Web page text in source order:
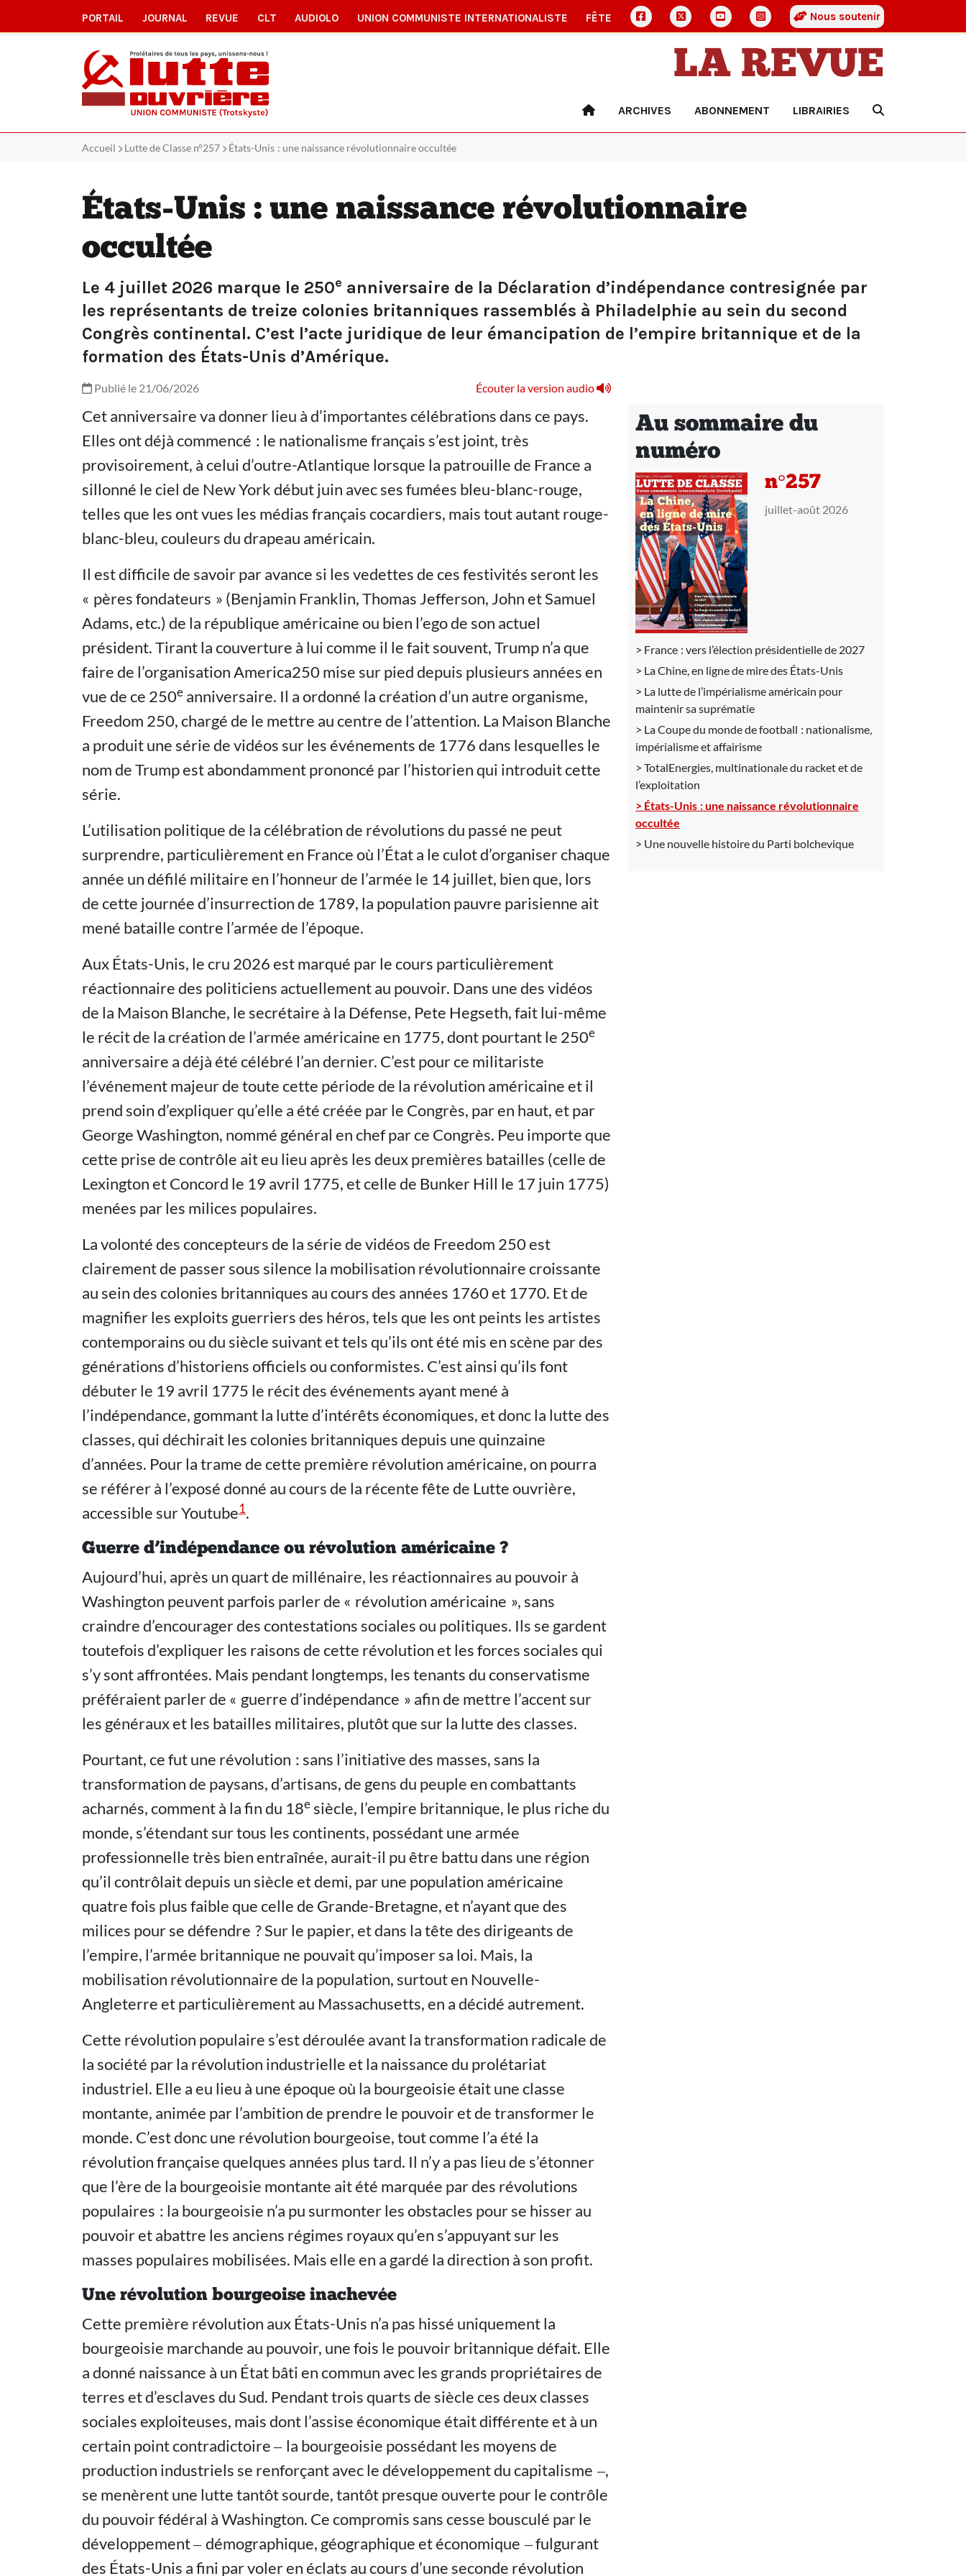
PORTAIL JOURNAL REVUE CLT AUDIOLO UNION COMMUNISTE INTERNATIONALISTE FÊTE Nous soutenir
LA REVUE
ARCHIVES ABONNEMENT LIBRAIRIES
Accueil Lutte de Classe n°257 États-Unis : une naissance révolutionnaire occultée
États-Unis : une naissance révolutionnaire
occultée
Le 4 juillet 2026 marque le 250e anniversaire de la Déclaration d’indépendance contresignée par
les représentants de treize colonies britanniques rassemblés à Philadelphie au sein du second
Congrès continental. C’est l’acte juridique de leur émancipation de l’empire britannique et de la
formation des États-Unis d’Amérique.
Publié le 21/06/2026 Écouter la version audio
Cet anniversaire va donner lieu à d’importantes célébrations dans ce pays.
Elles ont déjà commencé : le nationalisme français s’est joint, très
provisoirement, à celui d’outre-Atlantique lorsque la patrouille de France a
sillonné le ciel de New York début juin avec ses fumées bleu-blanc-rouge,
telles que les ont vues les médias français cocardiers, mais tout autant rouge-
blanc-bleu, couleurs du drapeau américain.
Il est difficile de savoir par avance si les vedettes de ces festivités seront les
« pères fondateurs » (Benjamin Franklin, Thomas Jefferson, John et Samuel
Adams, etc.) de la république américaine ou bien l’ego de son actuel
président. Tirant la couverture à lui comme il le fait souvent, Trump n’a que
faire de l’organisation America250 mise sur pied depuis plusieurs années en
vue de ce 250e anniversaire. Il a ordonné la création d’un autre organisme,
Freedom 250, chargé de le mettre au centre de l’attention. La Maison Blanche
a produit une série de vidéos sur les événements de 1776 dans lesquelles le
nom de Trump est abondamment prononcé par l’historien qui introduit cette
série.
L’utilisation politique de la célébration de révolutions du passé ne peut
surprendre, particulièrement en France où l’État a le culot d’organiser chaque
année un défilé militaire en l’honneur de l’armée le 14 juillet, bien que, lors
de cette journée d’insurrection de 1789, la population pauvre parisienne ait
mené bataille contre l’armée de l’époque.
Aux États-Unis, le cru 2026 est marqué par le cours particulièrement
réactionnaire des politiciens actuellement au pouvoir. Dans une des vidéos
de la Maison Blanche, le secrétaire à la Défense, Pete Hegseth, fait lui-même
le récit de la création de l’armée américaine en 1775, dont pourtant le 250e
anniversaire a déjà été célébré l’an dernier. C’est pour ce militariste
l’événement majeur de toute cette période de la révolution américaine et il
prend soin d’expliquer qu’elle a été créée par le Congrès, par en haut, et par
George Washington, nommé général en chef par ce Congrès. Peu importe que
cette prise de contrôle ait eu lieu après les deux premières batailles (celle de
Lexington et Concord le 19 avril 1775, et celle de Bunker Hill le 17 juin 1775)
menées par les milices populaires.
La volonté des concepteurs de la série de vidéos de Freedom 250 est
clairement de passer sous silence la mobilisation révolutionnaire croissante
au sein des colonies britanniques au cours des années 1760 et 1770. Et de
magnifier les exploits guerriers des héros, tels que les ont peints les artistes
contemporains ou du siècle suivant et tels qu’ils ont été mis en scène par des
générations d’historiens officiels ou conformistes. C’est ainsi qu’ils font
débuter le 19 avril 1775 le récit des événements ayant mené à
l’indépendance, gommant la lutte d’intérêts économiques, et donc la lutte des
classes, qui déchirait les colonies britanniques depuis une quinzaine
d’années. Pour la trame de cette première révolution américaine, on pourra
se référer à l’exposé donné au cours de la récente fête de Lutte ouvrière,
accessible sur Youtube1.
Guerre d’indépendance ou révolution américaine ?
Aujourd’hui, après un quart de millénaire, les réactionnaires au pouvoir à
Washington peuvent parfois parler de « révolution américaine », sans
craindre d’encourager des contestations sociales ou politiques. Ils se gardent
toutefois d’expliquer les raisons de cette révolution et les forces sociales qui
s’y sont affrontées. Mais pendant longtemps, les tenants du conservatisme
préféraient parler de « guerre d’indépendance » afin de mettre l’accent sur
les généraux et les batailles militaires, plutôt que sur la lutte des classes.
Pourtant, ce fut une révolution : sans l’initiative des masses, sans la
transformation de paysans, d’artisans, de gens du peuple en combattants
acharnés, comment à la fin du 18e siècle, l’empire britannique, le plus riche du
monde, s’étendant sur tous les continents, possédant une armée
professionnelle très bien entraînée, aurait-il pu être battu dans une région
qu’il contrôlait depuis un siècle et demi, par une population américaine
quatre fois plus faible que celle de Grande-Bretagne, et n’ayant que des
milices pour se défendre ? Sur le papier, et dans la tête des dirigeants de
l’empire, l’armée britannique ne pouvait qu’imposer sa loi. Mais, la
mobilisation révolutionnaire de la population, surtout en Nouvelle-
Angleterre et particulièrement au Massachusetts, en a décidé autrement.
Cette révolution populaire s’est déroulée avant la transformation radicale de
la société par la révolution industrielle et la naissance du prolétariat
industriel. Elle a eu lieu à une époque où la bourgeoisie était une classe
montante, animée par l’ambition de prendre le pouvoir et de transformer le
monde. C’est donc une révolution bourgeoise, tout comme l’a été la
révolution française quelques années plus tard. Il n’y a pas lieu de s’étonner
que l’ère de la bourgeoisie montante ait été marquée par des révolutions
populaires : la bourgeoisie n’a pu surmonter les obstacles pour se hisser au
pouvoir et abattre les anciens régimes royaux qu’en s’appuyant sur les
masses populaires mobilisées. Mais elle en a gardé la direction à son profit.
Une révolution bourgeoise inachevée
Cette première révolution aux États-Unis n’a pas hissé uniquement la
bourgeoisie marchande au pouvoir, une fois le pouvoir britannique défait. Elle
a donné naissance à un État bâti en commun avec les grands propriétaires de
terres et d’esclaves du Sud. Pendant trois quarts de siècle ces deux classes
sociales exploiteuses, mais dont l’assise économique était différente et à un
certain point contradictoire ‒ la bourgeoisie possédant les moyens de
production industriels se renforçant avec le développement du capitalisme ‒,
se menèrent une lutte tantôt sourde, tantôt presque ouverte pour le contrôle
du pouvoir fédéral à Washington. Ce compromis sans cesse bousculé par le
développement ‒ démographique, géographique et économique ‒ fulgurant
des États-Unis a fini par voler en éclats au cours d’une seconde révolution
Au sommaire du
numéro
n°257
juillet-août 2026
France : vers l’élection présidentielle de 2027
La Chine, en ligne de mire des États-Unis
La lutte de l’impérialisme américain pour
maintenir sa suprématie
La Coupe du monde de football : nationalisme,
impérialisme et affairisme
TotalEnergies, multinationale du racket et de
l’exploitation
États-Unis : une naissance révolutionnaire
occultée
Une nouvelle histoire du Parti bolchevique